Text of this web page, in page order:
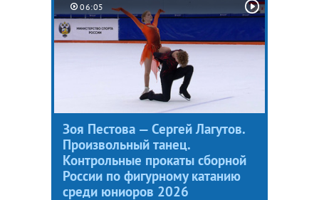
06:05
Зоя Пестова — Сергей Лагутов.
Произвольный танец.
Контрольные прокаты сборной
России по фигурному катанию
среди юниоров 2026